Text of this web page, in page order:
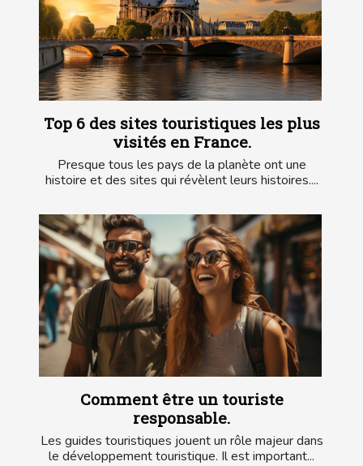
Top 6 des sites touristiques les plus
visités en France.
Presque tous les pays de la planète ont une
histoire et des sites qui révèlent leurs histoires....
Comment être un touriste
responsable.
Les guides touristiques jouent un rôle majeur dans
le développement touristique. Il est important...